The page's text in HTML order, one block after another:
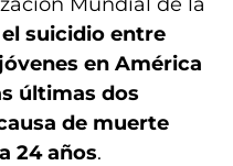
el suicidio entre
en América
últimas dos
de muerte
24 años.